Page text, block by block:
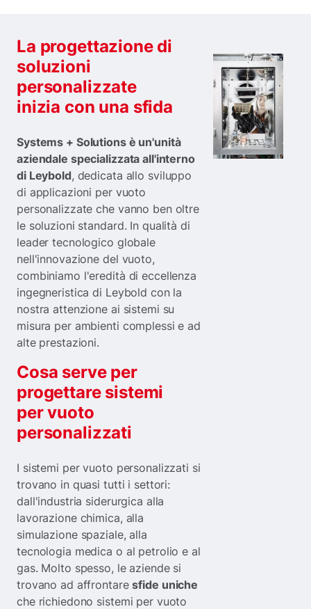
La progettazione di
soluzioni
personalizzate
inizia con una sfida
Systems + Solutions è un'unità
aziendale specializzata all'interno
di Leybold, dedicata allo sviluppo
di applicazioni per vuoto
personalizzate che vanno ben oltre
le soluzioni standard. In qualità di
leader tecnologico globale
nell'innovazione del vuoto,
combiniamo l'eredità di eccellenza
ingegneristica di Leybold con la
nostra attenzione ai sistemi su
misura per ambienti complessi e ad
alte prestazioni.
Cosa serve per
progettare sistemi
per vuoto
personalizzati
I sistemi per vuoto personalizzati si
trovano in quasi tutti i settori:
dall'industria siderurgica alla
lavorazione chimica, alla
simulazione spaziale, alla
tecnologia medica o al petrolio e al
gas. Molto spesso, le aziende si
trovano ad affrontaresfide uniche
che richiedono sistemi per vuoto